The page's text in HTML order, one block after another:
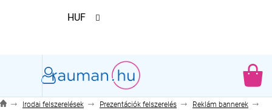
HUF
Irodai felszerelések Prezentációk felszerelés
Reklám bannerek